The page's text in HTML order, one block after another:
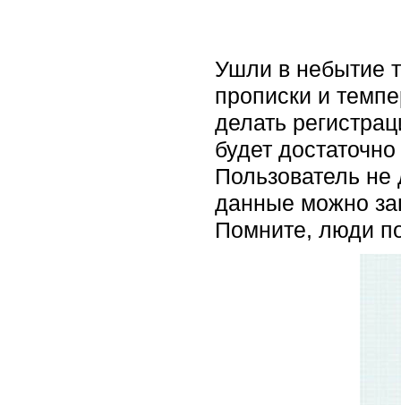
Ушли в небытие
прописки и
делать
будет
Пользователь
данные можно
Помните, люди